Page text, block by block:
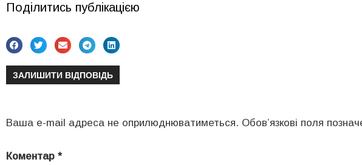
Поділитись публікацією
ЗАЛИШИТИ ВІДПОВІДЬ
Ваша e-mail адреса не оприлюднюватиметься. Обов’язкові поля
Коментар *